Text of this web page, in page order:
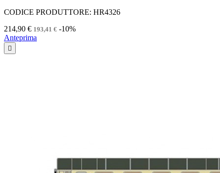
CODICE PRODUTTORE: HR4326
214,90 € 193,41 € -10%
Anteprima
